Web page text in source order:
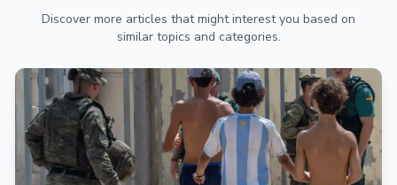
Discover more articles that might interest you based on
similar topics and categories.